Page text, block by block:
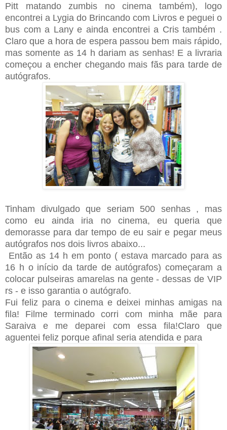
Pitt matando zumbis no cinema também), logo
encontrei a Lygia do Brincando com Livros e peguei o
bus com a Lany e ainda encontrei a Cris também .
Claro que a hora de espera passou bem mais rápido,
mas somente as 14 h dariam as senhas! E a livraria
começou a encher chegando mais fãs para tarde de
autógrafos.
Tinham divulgado que seriam 500 senhas , mas
como eu ainda iria no cinema, eu queria que
demorasse para dar tempo de eu sair e pegar meus
autógrafos nos dois livros abaixo...
Então as 14 h em ponto ( estava marcado para as
16 h o início da tarde de autógrafos) começaram a
colocar pulseiras amarelas na gente - dessas de VIP
rs - e isso garantia o autógrafo.
Fui feliz para o cinema e deixei minhas amigas na
fila! Filme terminado corri com minha mãe para
Saraiva e me deparei com essa fila!Claro que
aguentei feliz porque afinal seria atendida e para